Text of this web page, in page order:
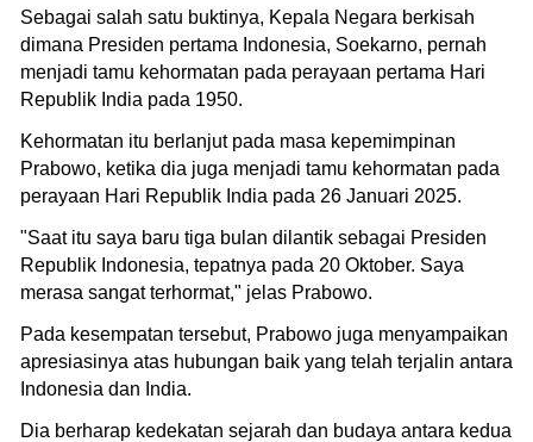
Sebagai salah satu buktinya, Kepala Negara berkisah
dimana Presiden pertama Indonesia, Soekarno, pernah
menjadi tamu kehormatan pada perayaan pertama Hari
Republik India pada 1950.
Kehormatan itu berlanjut pada masa kepemimpinan
Prabowo, ketika dia juga menjadi tamu kehormatan pada
perayaan Hari Republik India pada 26 Januari 2025.
"Saat itu saya baru tiga bulan dilantik sebagai Presiden
Republik Indonesia, tepatnya pada 20 Oktober. Saya
merasa sangat terhormat," jelas Prabowo.
Pada kesempatan tersebut, Prabowo juga menyampaikan
apresiasinya atas hubungan baik yang telah terjalin antara
Indonesia dan India.
Dia berharap kedekatan sejarah dan budaya antara kedua